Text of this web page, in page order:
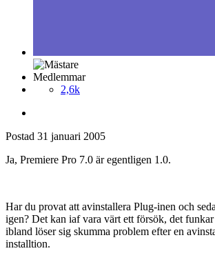
Medlemmar
2,6k
Postad 31 januari 2005
Ja, Premiere Pro 7.0 är egentligen 1.0.
Har du provat att avinstallera Plug-inen och
igen? Det kan iaf vara värt ett försök, det
ibland löser sig skumma problem efter en
installtion.